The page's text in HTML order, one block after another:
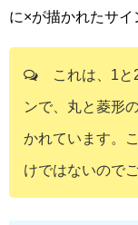
に×が描かれたサイ
これは、1と
ンで、丸と菱形
かれています。
けではないので